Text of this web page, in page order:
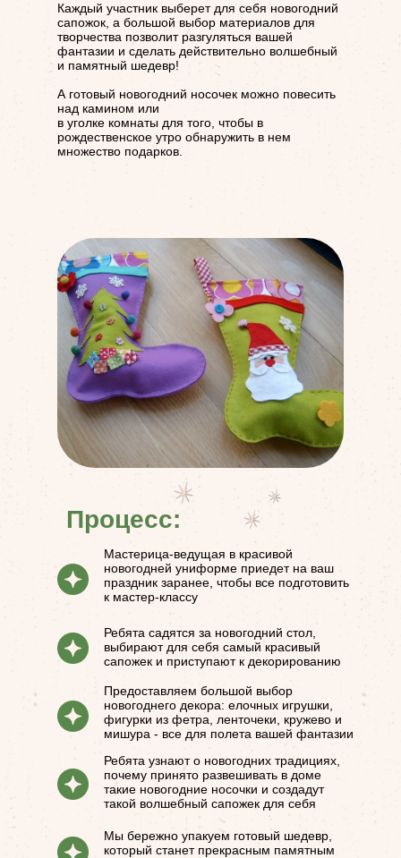
Каждый участник выберет для себя новогодний
сапожок, а большой выбор материалов для
творчества позволит разгуляться вашей
фантазии и сделать действительно волшебный
и памятный шедевр!
А готовый новогодний носочек можно повесить
над камином или
в уголке комнаты для того, чтобы в
рождественское утро обнаружить в нем
множество подарков.
Процесс:
Ребята садятся за новогодний стол,
выбирают для себя самый красивый
сапожек и приступают к декорированию
Предоставляем большой выбор
новогоднего декора: елочных игрушки,
фигурки из фетра, ленточеки, кружево и
мишура - все для полета вашей фантазии
Мастерица-ведущая в красивой
новогодней униформе приедет на ваш
праздник заранее, чтобы все подготовить
к мастер-классу
Мы бережно упакуем готовый шедевр,
который станет прекрасным памятным
Ребята узнают о новогодних традициях,
почему принято развешивать в доме
такие новогодние носочки и создадут
такой волшебный сапожек для себя